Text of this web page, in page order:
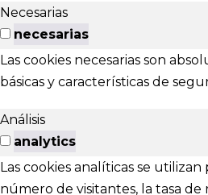
Necesarias
necesarias
Las cookies necesarias son
básicas y características de
Análisis
analytics
Las cookies analíticas se
número de visitantes, la tasa